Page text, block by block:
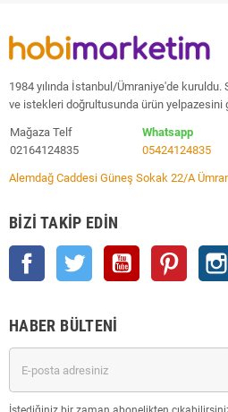
1984 yılında İstanbul/Ümraniye'de
ve istekleri doğrultusunda ürün yelpazesini
Mağaza Telf
02164124835
Whatsapp
05424124835
Alemdağ Caddesi Güneş Sokak 22/A
BIZI TAKIP EDIN
Facebook Twitter YouTube Pinterest
HABER BÜLTENI